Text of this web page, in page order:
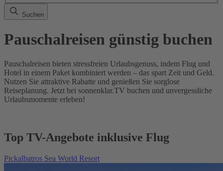
Suchen
Pauschalreisen günstig buchen
Pauschalreisen bieten stressfreien Urlaubsgenuss, indem Flug und
Hotel in einem Paket kombiniert werden – das spart Zeit und Geld.
Nutzen Sie attraktive Rabatte und genießen Sie sorglose
Reiseplanung. Jetzt bei sonnenklar.TV buchen und unvergessliche
Urlaubsmomente erleben!
Top TV-Angebote inklusive Flug
Pickalbatros Sea World Resort